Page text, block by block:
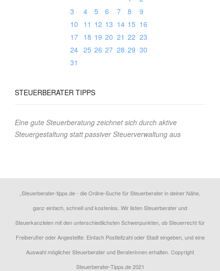
3
4 5 6 7 8
9
10
11 12 13 14 15 16
17
18 19 20 21 22 23
24 25 26 27 28 29 30
31
STEUERBERATER TIPPS
Eine gute Steuerberatung zeichnet sich durch aktive
Steuergestaltung statt passiver Steuerverwaltung aus
„Steuerberater-tipps.de - die Online-Suche für Steuerberater in deiner Nähe,
ganz einfach, schnell und kostenlos. Wir listen Steuerberater und
Steuerkanzleien mit den unterschiedlichsten Schwerpunkten, ob Steuerrecht für
Freiberufler oder Angestellte. Einfach Postleitzahl oder Stadt eingeben, und eine
Auswahl möglicher Steuerberater und Beraterinnen erhalten. Copyright
Steuerberater-Tipps.de 2021